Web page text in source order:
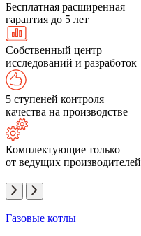
Бесплатная расширенная
гарантия до 5 лет
Собственный центр
исследований и разработок
5 ступеней контроля
качества на производстве
Комплектующие только
от ведущих производителей
Газовые котлы